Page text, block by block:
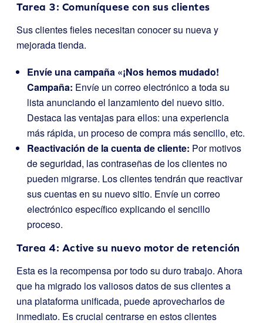
Tarea 3: Comuníquese con sus clientes
Sus clientes fieles necesitan conocer su nueva y
mejorada tienda.
Envíe una campaña «¡Nos hemos mudado!
Campaña: Envíe un correo electrónico a toda su
lista anunciando el lanzamiento del nuevo sitio.
Destaca las ventajas para ellos: una experiencia
más rápida, un proceso de compra más sencillo, etc.
Reactivación de la cuenta de cliente: Por motivos
de seguridad, las contraseñas de los clientes no
pueden migrarse. Los clientes tendrán que reactivar
sus cuentas en su nuevo sitio. Envíe un correo
electrónico específico explicando el sencillo
proceso.
Tarea 4: Active su nuevo motor de retención
Esta es la recompensa por todo su duro trabajo. Ahora
que ha migrado los valiosos datos de sus clientes a
una plataforma unificada, puede aprovecharlos de
inmediato. Es crucial centrarse en estos clientes